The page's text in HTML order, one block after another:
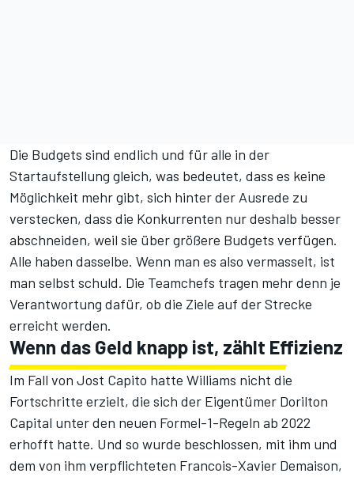
Die Budgets sind endlich und für alle in der
Startaufstellung gleich, was bedeutet, dass es keine
Möglichkeit mehr gibt, sich hinter der Ausrede zu
verstecken, dass die Konkurrenten nur deshalb besser
abschneiden, weil sie über größere Budgets verfügen.
Alle haben dasselbe. Wenn man es also vermasselt, ist
man selbst schuld. Die Teamchefs tragen mehr denn je
Verantwortung dafür, ob die Ziele auf der Strecke
erreicht werden.
Wenn das Geld knapp ist, zählt Effizienz
Im Fall von Jost Capito hatte Williams nicht die
Fortschritte erzielt, die sich der Eigentümer Dorilton
Capital unter den neuen Formel-1-Regeln ab 2022
erhofft hatte. Und so wurde beschlossen, mit ihm und
dem von ihm verpflichteten Francois-Xavier Demaison,